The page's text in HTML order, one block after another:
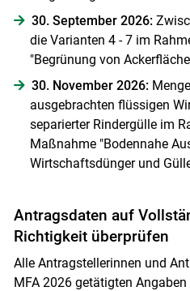
30. September 2026:
die Varianten 4 - 7 im
"Begrünung von
30. November 2026:
ausgebrachten flüssigen
separierter Rindergülle im
Maßnahme "Bodennahe
Wirtschaftsdünger und
Antragsdaten auf
Richtigkeit überprüfen
Alle Antragstellerinnen und
MFA 2026 getätigten